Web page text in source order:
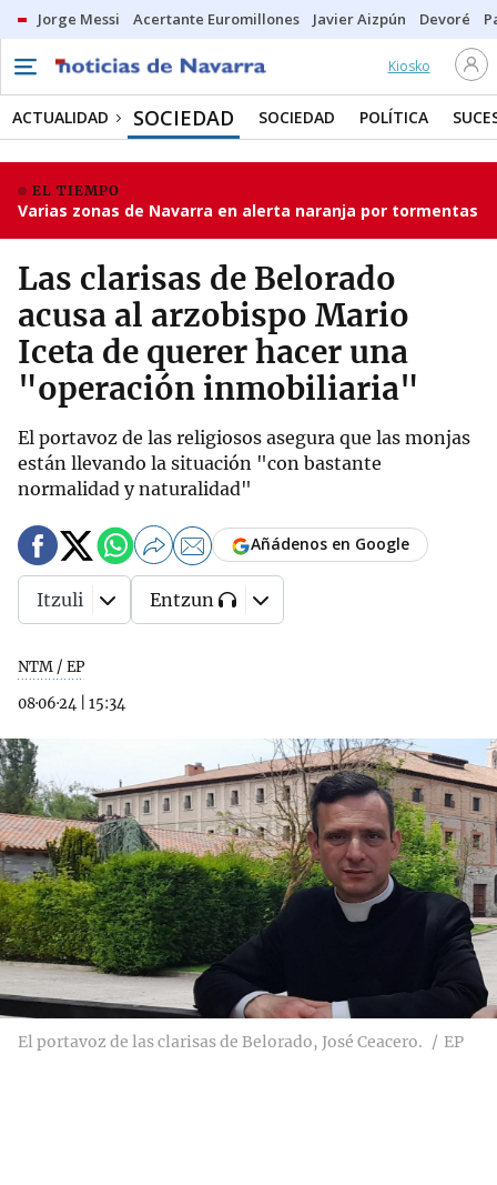
Jorge Messi Acertante Euromillones Javier Aizpún Devoré
Kiosko
ACTUALIDAD SOCIEDAD SOCIEDAD POLÍTICA
EL TIEMPO
Varias zonas de Navarra en alerta naranja por tormentas
Las clarisas de Belorado
acusa al arzobispo Mario
Iceta de querer hacer una
"operación inmobiliaria"
El portavoz de las religiosos asegura que las monjas
están llevando la situación "con bastante
normalidad y naturalidad"
NTM / EP
08·06·24
15:34
Añádenos en Google
Itzuli Entzun
El portavoz de las clarisas de Belorado, José Ceacero. EP